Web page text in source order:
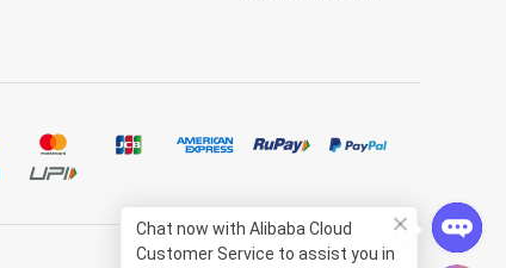
Chat now with Alibaba Cloud
Customer Service to assist you in